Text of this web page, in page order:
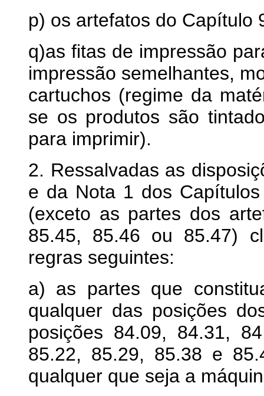
p) os artefatos do Capítulo
q)as fitas de impressão
impressão semelhantes,
cartuchos (regime da
se os produtos são
para imprimir).
2. Ressalvadas as
e da Nota 1 dos
(exceto as partes dos
85.45, 85.46 ou 85.47)
regras seguintes:
a) as partes que
qualquer das posições
posições 84.09, 84.31,
85.22, 85.29, 85.38 e
qualquer que seja a